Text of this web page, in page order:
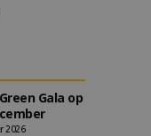
Gala op
2026